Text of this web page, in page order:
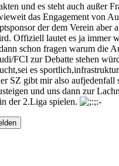
und es steht auch außer
das Engagement von
der dem Verein
Offiziell lautet es ja immer
schon fragen warum die
FCI zur Debatte stehen
es
SZ gibt mir also aufjedenfall
und uns dann zur
der 2.Liga spielen.